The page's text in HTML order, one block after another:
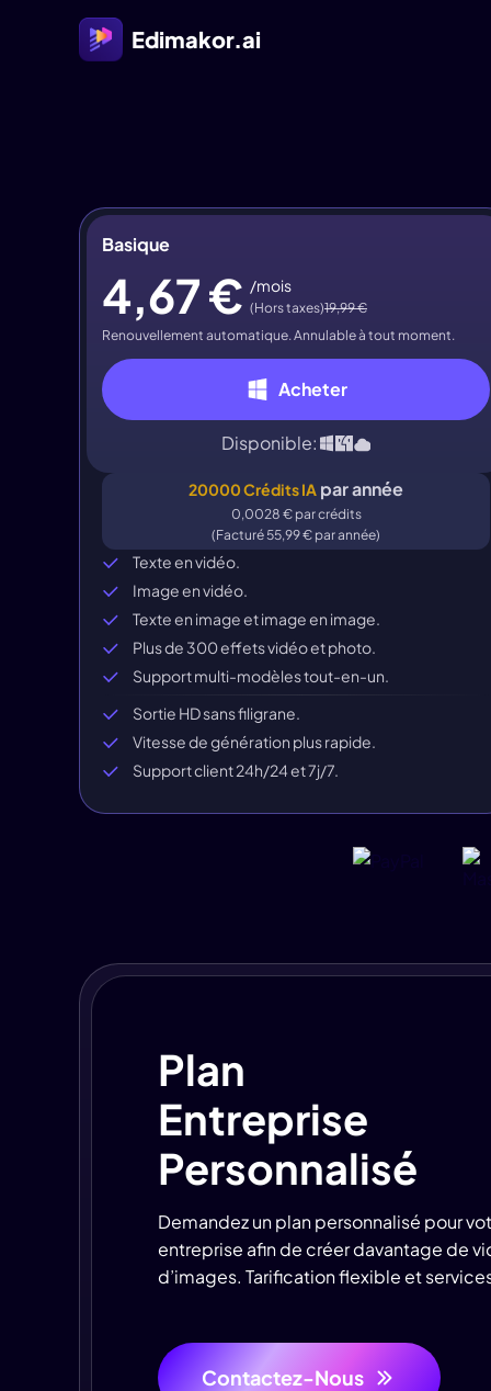
Edimakor.ai
Basique
4,67 € /mois
(Hors taxes)19,99 €
Renouvellement automatique. Annulable à tout moment.
Acheter
Disponible:
20000 Crédits IA par année
0,0028 € par crédits
(Facturé 55,99 € par année)
Texte en vidéo.
Image en vidéo.
Texte en image et image en image.
Plus de 300 effets vidéo et photo.
Support multi-modèles tout-en-un.
Sortie HD sans filigrane.
Vitesse de génération plus rapide.
Support client 24h/24 et 7j/7.
Plan
Entreprise
Personnalisé
Demandez un plan personnalisé pour
entreprise afin de créer davantage de
d’images. Tarification flexible et
Contactez-Nous